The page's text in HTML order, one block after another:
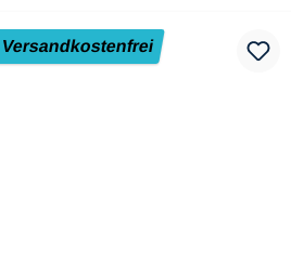
Versandkostenfrei